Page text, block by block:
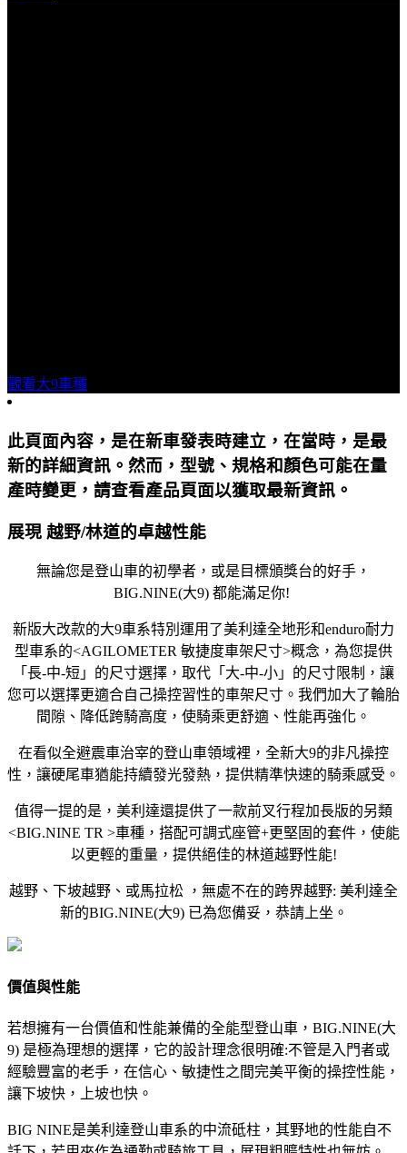
觀看大9車種
此頁面內容，是在新車發表時建立，在當時，是最
新的詳細資訊。然而，型號、規格和顏色可能在量
產時變更，請查看產品頁面以獲取最新資訊。
展現 越野/林道的卓越性能
無論您是登山車的初學者，或是目標頒獎台的好手，
BIG.NINE(大9) 都能滿足你!
新版大改款的大9車系特別運用了美利達全地形和enduro耐力
型車系的<AGILOMETER 敏捷度車架尺寸>概念，為您提供
「長-中-短」的尺寸選擇，取代「大-中-小」的尺寸限制，讓
您可以選擇更適合自己操控習性的車架尺寸。我們加大了輪胎
間隙、降低跨騎高度，使騎乘更舒適、性能再強化。
在看似全避震車治宰的登山車領域裡，全新大9的非凡操控
性，讓硬尾車猶能持續發光發熱，提供精準快速的騎乘感受。
值得一提的是，美利達還提供了一款前叉行程加長版的另類
<BIG.NINE TR >車種，搭配可調式座管+更堅固的套件，使能
以更輕的重量，提供絕佳的林道越野性能!
越野、下坡越野、或馬拉松 ，無處不在的跨界越野: 美利達全
新的BIG.NINE(大9) 已為您備妥，恭請上坐。
價值與性能
若想擁有一台價值和性能兼備的全能型登山車，BIG.NINE(大
9) 是極為理想的選擇，它的設計理念很明確:不管是入門者或
經驗豐富的老手，在信心、敏捷性之間完美平衡的操控性能，
讓下坡快，上坡也快。
BIG NINE是美利達登山車系的中流砥柱，其野地的性能自不